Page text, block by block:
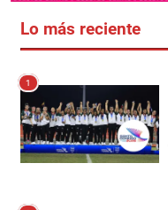
Lo más reciente
1